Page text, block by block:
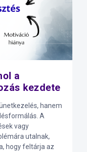
a
kezdete
hanem
A
vagy
utalnak,
hogy feltárja az